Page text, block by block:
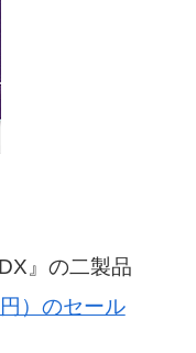
』の二製品
）のセール